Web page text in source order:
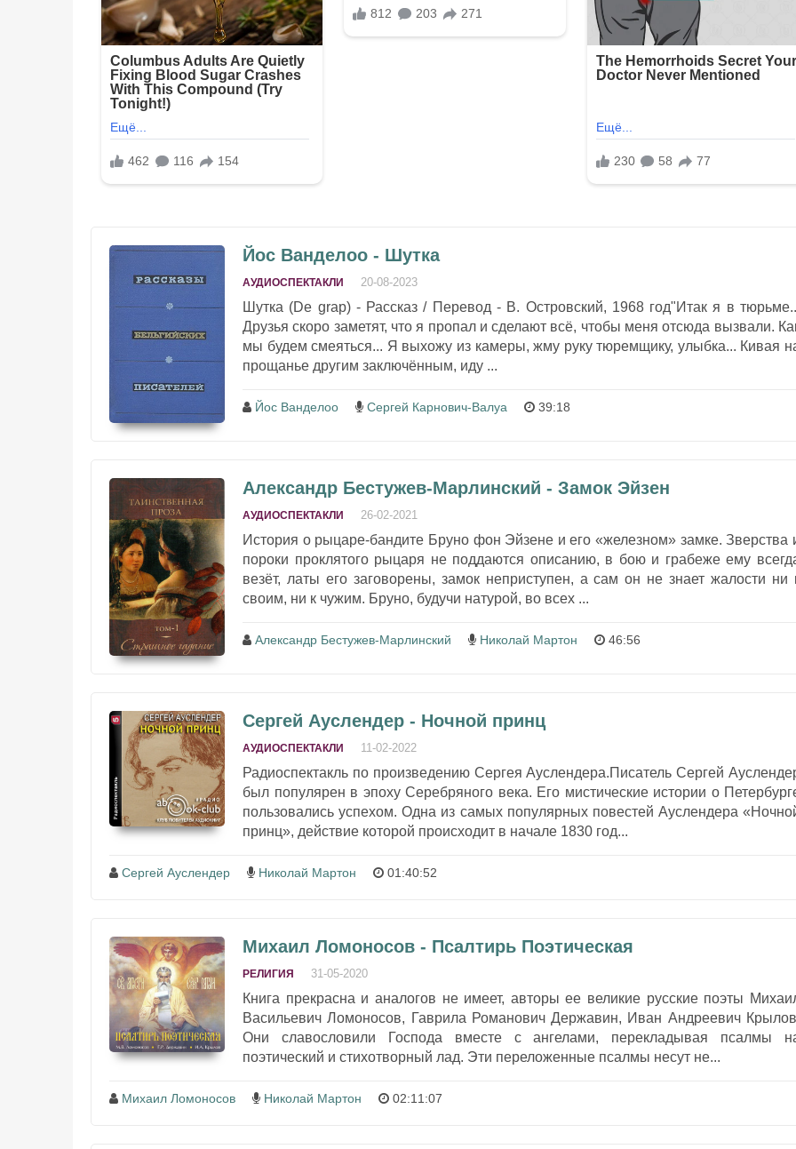
Йос Ванделоо - Шутка
АУДИОСПЕКТАКЛИ 20-08-2023
Шутка (De grap) - Рассказ / Перевод - В. Островский, 1968 год"Итак я в
Друзья скоро заметят, что я пропал и сделают всё, чтобы меня отсюда вызвали.
мы будем смеяться... Я выхожу из камеры, жму руку тюремщику, улыбка... Кивая
прощанье другим заключённым, иду ...
Йос Ванделоо Сергей Карнович-Валуа 39:18
Александр Бестужев-Марлинский - Замок Эйзен
АУДИОСПЕКТАКЛИ 26-02-2021
История о рыцаре-бандите Бруно фон Эйзене и его «железном» замке. Зверства
пороки проклятого рыцаря не поддаются описанию, в бою и грабеже ему
везёт, латы его заговорены, замок неприступен, а сам он не знает жалости ни
своим, ни к чужим. Бруно, будучи натурой, во всех ...
Александр Бестужев-Марлинский Николай Мартон 46:56
Сергей Ауслендер - Ночной принц
АУДИОСПЕКТАКЛИ 11-02-2022
Радиоспектакль по произведению Сергея Ауслендера.Писатель Сергей
был популярен в эпоху Серебряного века. Его мистические истории о
пользовались успехом. Одна из самых популярных повестей Ауслендера
принц», действие которой происходит в начале 1830 год...
Сергей Ауслендер Николай Мартон 01:40:52
Михаил Ломоносов - Псалтирь Поэтическая
РЕЛИГИЯ 31-05-2020
Книга прекрасна и аналогов не имеет, авторы ее великие русские поэты
Васильевич Ломоносов, Гаврила Романович Державин, Иван Андреевич
Они славословили Господа вместе с ангелами, перекладывая псалмы
поэтический и стихотворный лад. Эти переложенные псалмы несут не...
Михаил Ломоносов Николай Мартон 02:11:07